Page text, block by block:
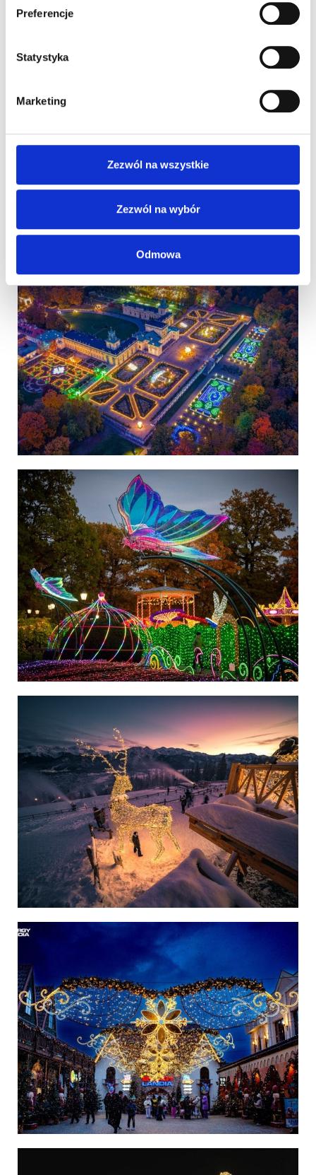
Preferencje
Statystyka
Marketing
Zezwól na wszystkie
Zezwól na wybór
Odmowa
Polska
Polska
Polska
Polska